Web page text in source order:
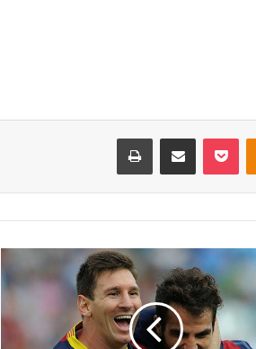
Odnoklassniki
‫Pocket مشاركة عبر البريد طباعة